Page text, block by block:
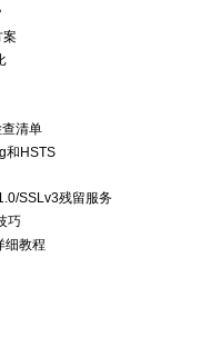
清单
和HSTS
SSLv3残留服务
巧
细教程